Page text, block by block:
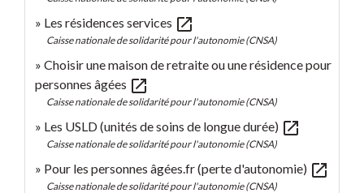
Les résidences services open_in_new
Caisse nationale de solidarité pour l'autonomie (CNSA)
Choisir une maison de retraite ou une résidence pour
personnes âgées open_in_new
Caisse nationale de solidarité pour l'autonomie (CNSA)
Les USLD (unités de soins de longue durée) open_in_new
Caisse nationale de solidarité pour l'autonomie (CNSA)
Pour les personnes âgées.fr (perte d'autonomie) open_in_new
Caisse nationale de solidarité pour l'autonomie (CNSA)